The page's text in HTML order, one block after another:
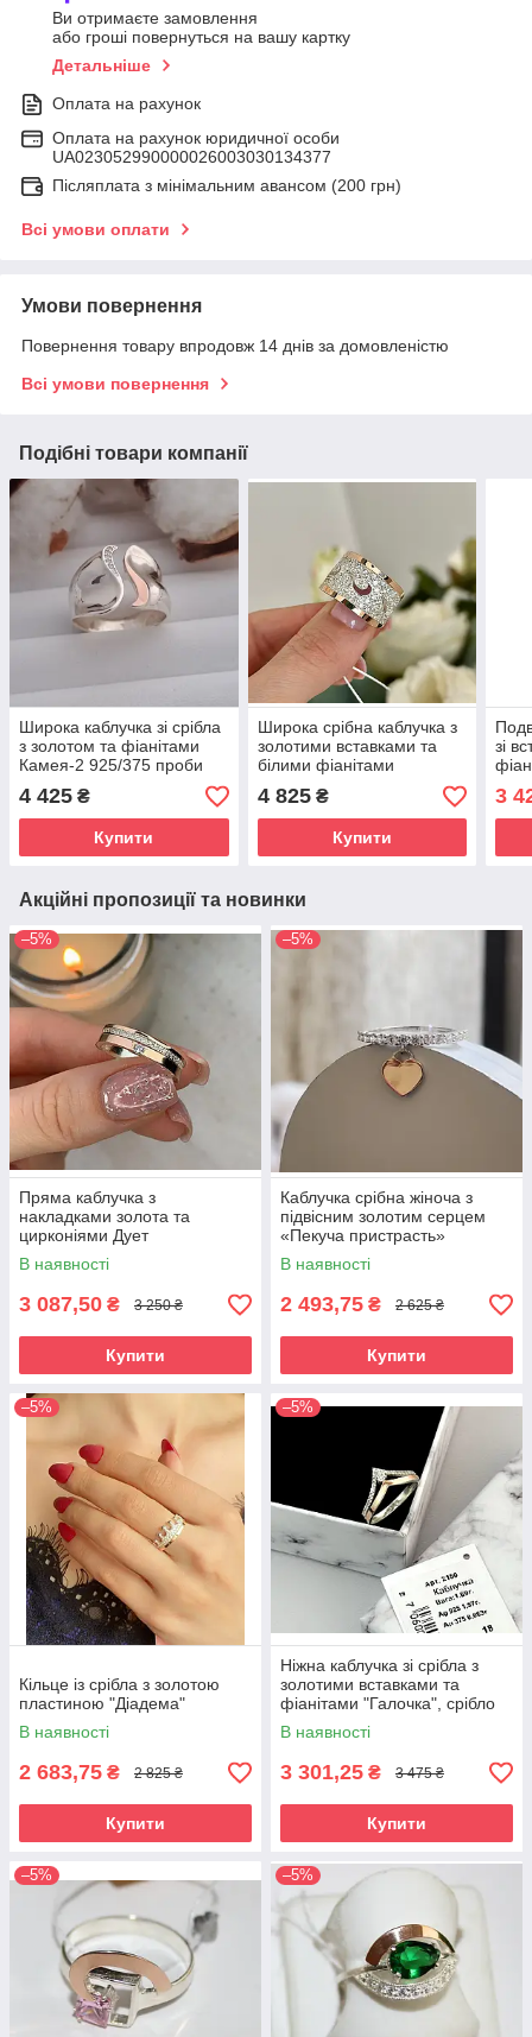
Ви отримаєте замовлення
або гроші повернуться на вашу картку
Детальніше
Оплата на рахунок
Оплата на рахунок юридичної особи
UA023052990000026003030134377
Післяплата з мінімальним авансом (200 грн)
Всі умови оплати
Умови повернення
Повернення товару впродовж 14 днів за домовленістю
Всі умови повернення
Подібні товари компанії
Широка каблучка зі срібла
з золотом та фіанітами
Камея-2 925/375 проби
(ширина 1,5 см)
4 425 ₴
Купити
Широка срібна каблучка з
золотими вставками та
білими фіанітами
«Кружево», срібло 925 /
золото 375
4 825₴
Купити
зі
3
Акційні пропозиції та новинки
–5%
Пряма каблучка з
накладками золота та
цирконіями Дует
В наявності
3 087,50 ₴ 3 250 ₴
Купити
–5%
Каблучка срібна жіноча з
підвісним золотим серцем
«Пекуча пристрасть»
Каблучка зі срібла 925 проби
та золота 375 проби
В наявності
2 493,75 ₴ 2 625 ₴
Купити
–5%
Кільце із срібла з золотою
пластиною "Діадема"
В наявності
2 683,75 ₴ 2 825 ₴
Купити
–5%
Ніжна каблучка зі срібла з
золотими вставками та
фіанітами "Галочка", срібло
925 / золото 375
В наявності
3 301,25 ₴ 3 475 ₴
Купити
–5% –5%